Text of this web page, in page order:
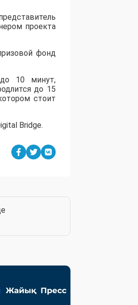
проекта
фонд
10 минут,
до 15
стоит
Bridge.